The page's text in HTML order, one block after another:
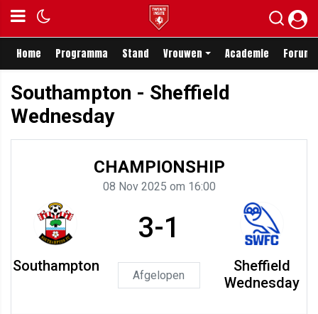
Home Programma Stand Vrouwen Academie Forum
Southampton - Sheffield
Wednesday
CHAMPIONSHIP
08 Nov 2025 om 16:00
Southampton
3-1
Afgelopen
Sheffield
Wednesday